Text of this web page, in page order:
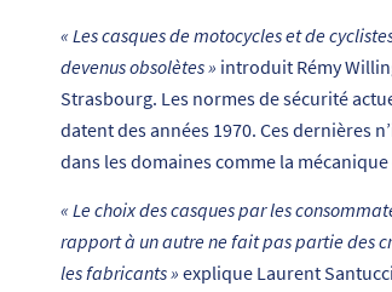
« Les casques de motocycles et de
devenus obsolètes » introduit Rémy
Strasbourg. Les normes de sécurité
datent des années 1970. Ces dernières
dans les domaines comme la
« Le choix des casques par les
rapport à un autre ne fait pas partie des
les fabricants » explique Laurent